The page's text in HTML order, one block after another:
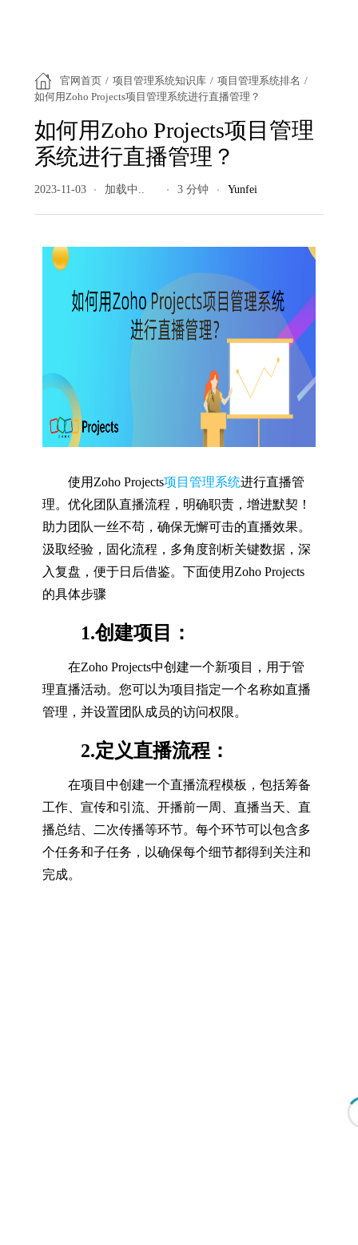
官网首页 / 项目管理系统知识库 / 项目管理系统排名 /
如何用Zoho Projects项目管理系统进行直播管理？
如何用Zoho Projects项目管理
系统进行直播管理？
2023-11-03 226 阅读量 3 分钟 Yunfei
使用Zoho Projects项目管理系统进行直播管
理。优化团队直播流程，明确职责，增进默契！
助力团队一丝不苟，确保无懈可击的直播效果。
汲取经验，固化流程，多角度剖析关键数据，深
入复盘，便于日后借鉴。下面使用Zoho Projects
的具体步骤
1.创建项目：
在Zoho Projects中创建一个新项目，用于管
理直播活动。您可以为项目指定一个名称如直播
管理，并设置团队成员的访问权限。
2.定义直播流程：
在项目中创建一个直播流程模板，包括筹备
工作、宣传和引流、开播前一周、直播当天、直
播总结、二次传播等环节。每个环节可以包含多
个任务和子任务，以确保每个细节都得到关注和
完成。